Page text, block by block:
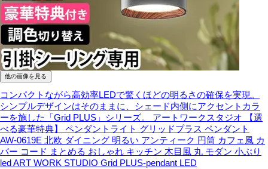
他の画像を見る
コンパクトながら高効率LEDで驚くほどの明るさの確保を実現。
シンプルデザインはそのままに、シェード内側にアクセントカラ
ーを施した「Grid PLUS」シリーズ。
アートワークスタジオ 【選
べる豪華特典】 ペンダントライト グリッドプラス ペンダント
AW-0619E 北欧 ダイニング 明るい アンティーク 円筒 カフェ風 カ
バー コード まとめる おしゃれ キッチン 木目風 丸 モダン 小ぶり
led ART WORK STUDIO Grid PLUS-pendant LED